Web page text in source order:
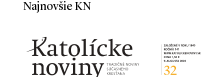
Najnovšie KN